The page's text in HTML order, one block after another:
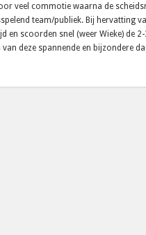
veel commotie waarna de
team/publiek. Bij hervatting
en scoorden snel (weer Wieke) de
deze spannende en bijzondere